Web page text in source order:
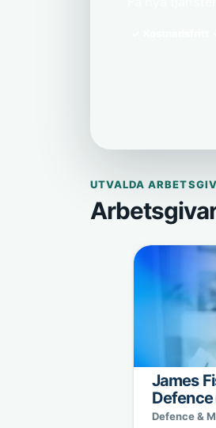
UTVALDA
James
Defence
Sweden
Defence &